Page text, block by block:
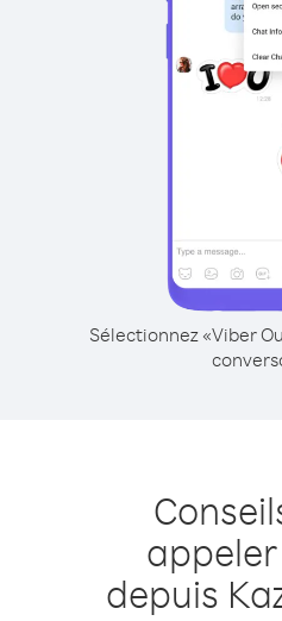
Sélectionnez «Viber
depuis